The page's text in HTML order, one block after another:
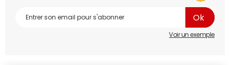
Voir un exemple